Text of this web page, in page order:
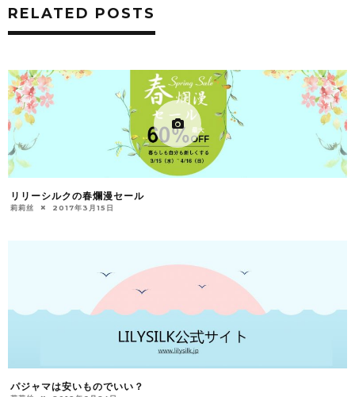
RELATED POSTS
リリーシルクの春爛漫セール
莉莉丝 2017年3月15日
パジャマは安いものでいい？